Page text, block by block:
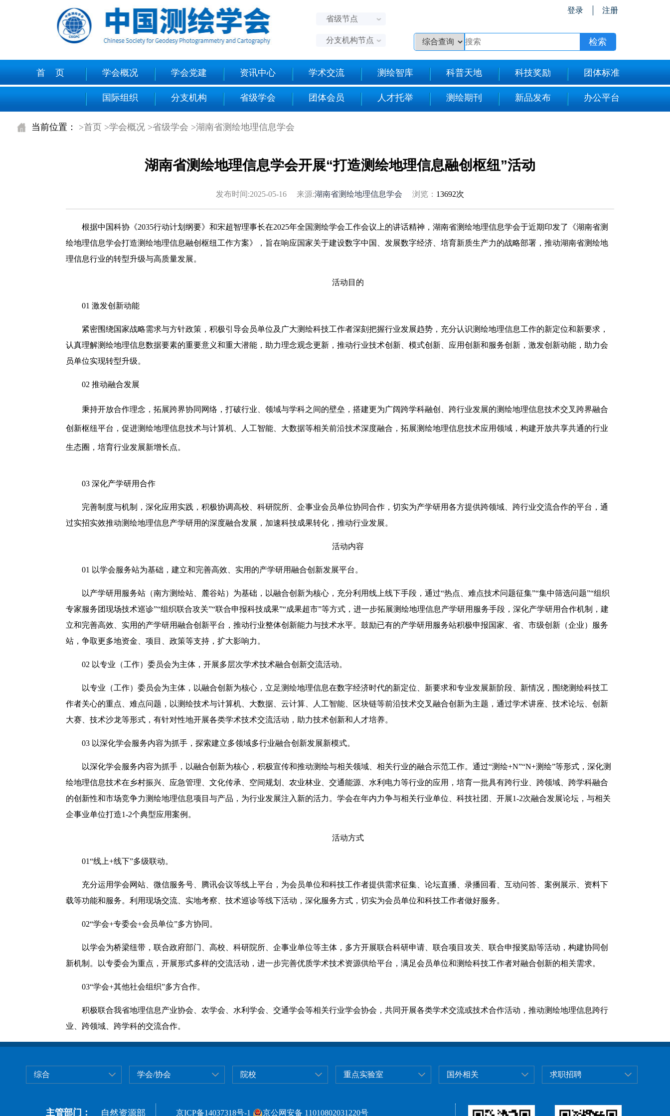
省级节点
分支机构节点
登录 注册
首 页 学会概况 学会党建 资讯中心 学术交流 测绘智库 科普天地 科技奖励 团体标准
国际组织 分支机构 省级学会 团体会员 人才托举 测绘期刊 新品发布 办公平台
当前位置： >首页 >学会概况 >省级学会 >湖南省测绘地理信息学会
湖南省测绘地理信息学会开展“打造测绘地理信息融创枢纽”活动
发布时间:2025-05-16 来源:湖南省测绘地理信息学会 浏览： 13692次
根据中国科协《2035行动计划纲要》和宋超智理事长在2025年全国测绘学会工作会议上的讲话精神，湖南省测绘地理信息学会于近期印发了《湖南省测
绘地理信息学会打造测绘地理信息融创枢纽工作方案》，旨在响应国家关于建设数字中国、发展数字经济、培育新质生产力的战略部署，推动湖南省测绘地
理信息行业的转型升级与高质量发展。
活动目的
01 激发创新动能
紧密围绕国家战略需求与方针政策，积极引导会员单位及广大测绘科技工作者深刻把握行业发展趋势，充分认识测绘地理信息工作的新定位和新要求，
认真理解测绘地理信息数据要素的重要意义和重大潜能，助力理念观念更新，推动行业技术创新、模式创新、应用创新和服务创新，激发创新动能，助力会
员单位实现转型升级。
02 推动融合发展
秉持开放合作理念，拓展跨界协同网络，打破行业、领域与学科之间的壁垒，搭建更为广阔跨学科融创、跨行业发展的测绘地理信息技术交叉跨界融合
创新枢纽平台，促进测绘地理信息技术与计算机、人工智能、大数据等相关前沿技术深度融合，拓展测绘地理信息技术应用领域，构建开放共享共通的行业
生态圈，培育行业发展新增长点。
03 深化产学研用合作
完善制度与机制，深化应用实践，积极协调高校、科研院所、企事业会员单位协同合作，切实为产学研用各方提供跨领域、跨行业交流合作的平台，通
过实招实效推动测绘地理信息产学研用的深度融合发展，加速科技成果转化，推动行业发展。
活动内容
01 以学会服务站为基础，建立和完善高效、实用的产学研用融合创新发展平台。
以产学研用服务站（南方测绘站、麓谷站）为基础，以融合创新为核心，充分利用线上线下手段，通过“热点、难点技术问题征集”“集中筛选问题”“组织
专家服务团现场技术巡诊”“组织联合攻关”“联合申报科技成果”“成果超市”等方式，进一步拓展测绘地理信息产学研用服务手段，深化产学研用合作机制，建
立和完善高效、实用的产学研用融合创新平台，推动行业整体创新能力与技术水平。鼓励已有的产学研用服务站积极申报国家、省、市级创新（企业）服务
站，争取更多地资金、项目、政策等支持，扩大影响力。
02 以专业（工作）委员会为主体，开展多层次学术技术融合创新交流活动。
以专业（工作）委员会为主体，以融合创新为核心，立足测绘地理信息在数字经济时代的新定位、新要求和专业发展新阶段、新情况，围绕测绘科技工
作者关心的重点、难点问题，以测绘技术与计算机、大数据、云计算、人工智能、区块链等前沿技术交叉融合创新为主题，通过学术讲座、技术论坛、创新
大赛、技术沙龙等形式，有针对性地开展各类学术技术交流活动，助力技术创新和人才培养。
03 以深化学会服务内容为抓手，探索建立多领域多行业融合创新发展新模式。
以深化学会服务内容为抓手，以融合创新为核心，积极宣传和推动测绘与相关领域、相关行业的融合示范工作。通过“测绘+N”“N+测绘”等形式，深化测
绘地理信息技术在乡村振兴、应急管理、文化传承、空间规划、农业林业、交通能源、水利电力等行业的应用，培育一批具有跨行业、跨领域、跨学科融合
的创新性和市场竞争力测绘地理信息项目与产品，为行业发展注入新的活力。学会在年内力争与相关行业单位、科技社团、开展1-2次融合发展论坛，与相关
企事业单位打造1-2个典型应用案例。
活动方式
01“线上+线下”多级联动。
充分运用学会网站、微信服务号、腾讯会议等线上平台，为会员单位和科技工作者提供需求征集、论坛直播、录播回看、互动问答、案例展示、资料下
载等功能和服务。利用现场交流、实地考察、技术巡诊等线下活动，深化服务方式，切实为会员单位和科技工作者做好服务。
02“学会+专委会+会员单位”多方协同。
以学会为桥梁纽带，联合政府部门、高校、科研院所、企事业单位等主体，多方开展联合科研申请、联合项目攻关、联合申报奖励等活动，构建协同创
新机制。以专委会为重点，开展形式多样的交流活动，进一步完善优质学术技术资源供给平台，满足会员单位和测绘科技工作者对融合创新的相关需求。
03“学会+其他社会组织”多方合作。
积极联合我省地理信息产业协会、农学会、水利学会、交通学会等相关行业学会协会，共同开展各类学术交流或技术合作活动，推动测绘地理信息跨行
业、跨领域、跨学科的交流合作。
综合 学会/协会 院校 重点实验室 国外相关 求职招聘
主管部门： 自然资源部 京ICP备14037318号-1 京公网安备 11010802031220号